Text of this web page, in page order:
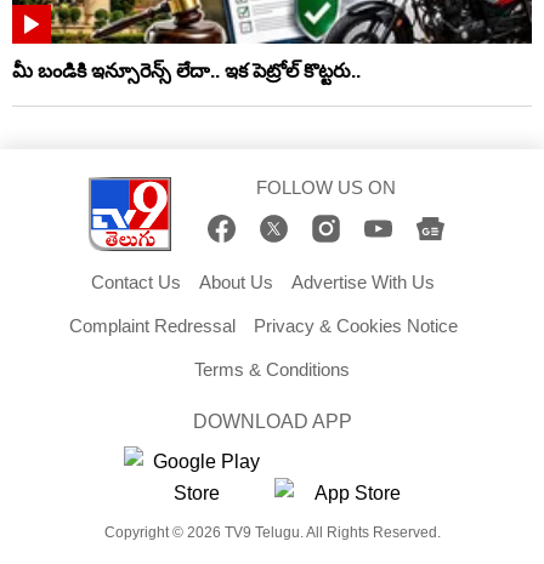
మీ బండికి ఇన్సూరెన్స్ లేదా.. ఇక పెట్రోల్ కొట్టరు..
FOLLOW US ON
Contact Us About Us Advertise With Us
Complaint Redressal Privacy & Cookies Notice
Terms & Conditions
DOWNLOAD APP
Copyright © 2026 TV9 Telugu. All Rights Reserved.